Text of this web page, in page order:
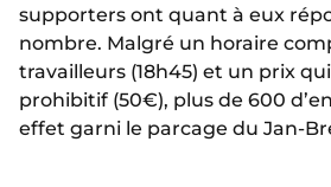
supporters ont quant à eux
nombre. Malgré un horaire
travailleurs (18h45) et un prix
prohibitif (50€), plus de 600
effet garni le parcage du Jan-